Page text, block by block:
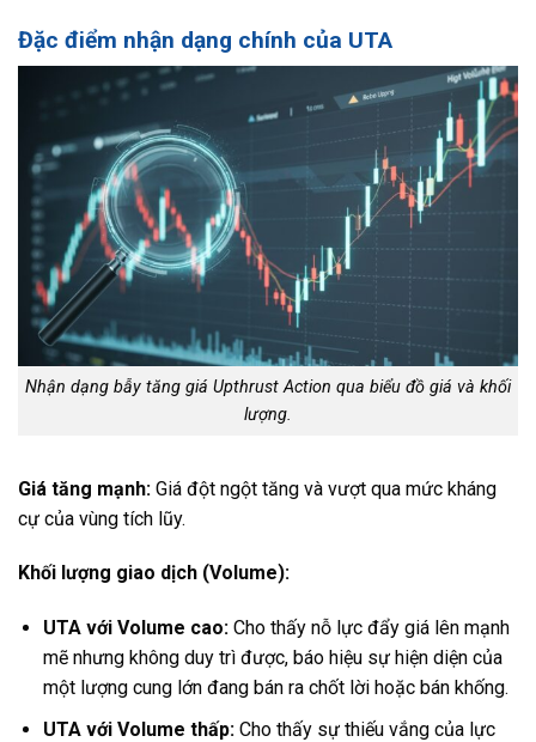
Đặc điểm nhận dạng chính của UTA
Nhận dạng bẫy tăng giá Upthrust Action qua biểu đồ giá và khối
lượng.
Giá tăng mạnh: Giá đột ngột tăng và vượt qua mức kháng
cự của vùng tích lũy.
Khối lượng giao dịch (Volume):
UTA với Volume cao:Cho thấy nỗ lực đẩy giá lên mạnh
mẽ nhưng không duy trì được, báo hiệu sự hiện diện của
một lượng cung lớn đang bán ra chốt lời hoặc bán khống.
UTA với Volume thấp:Cho thấy sự thiếu vắng của lực